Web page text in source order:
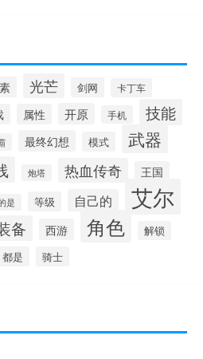
光芒 剑网 卡丁车
属性 开原 手机 技能
最终幻想 模式 武器
炮塔 热血传奇 王国
是 等级 自己的 艾尔
备 西游 角色 解锁
都是 骑士